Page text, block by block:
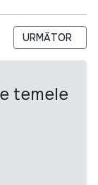
GRATUITE
ARTICOLUL
URMĂTOR
temele